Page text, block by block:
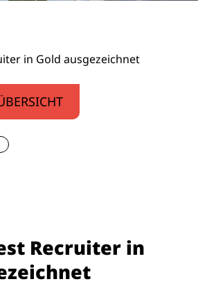
in Gold ausgezeichnet
Recruiter in